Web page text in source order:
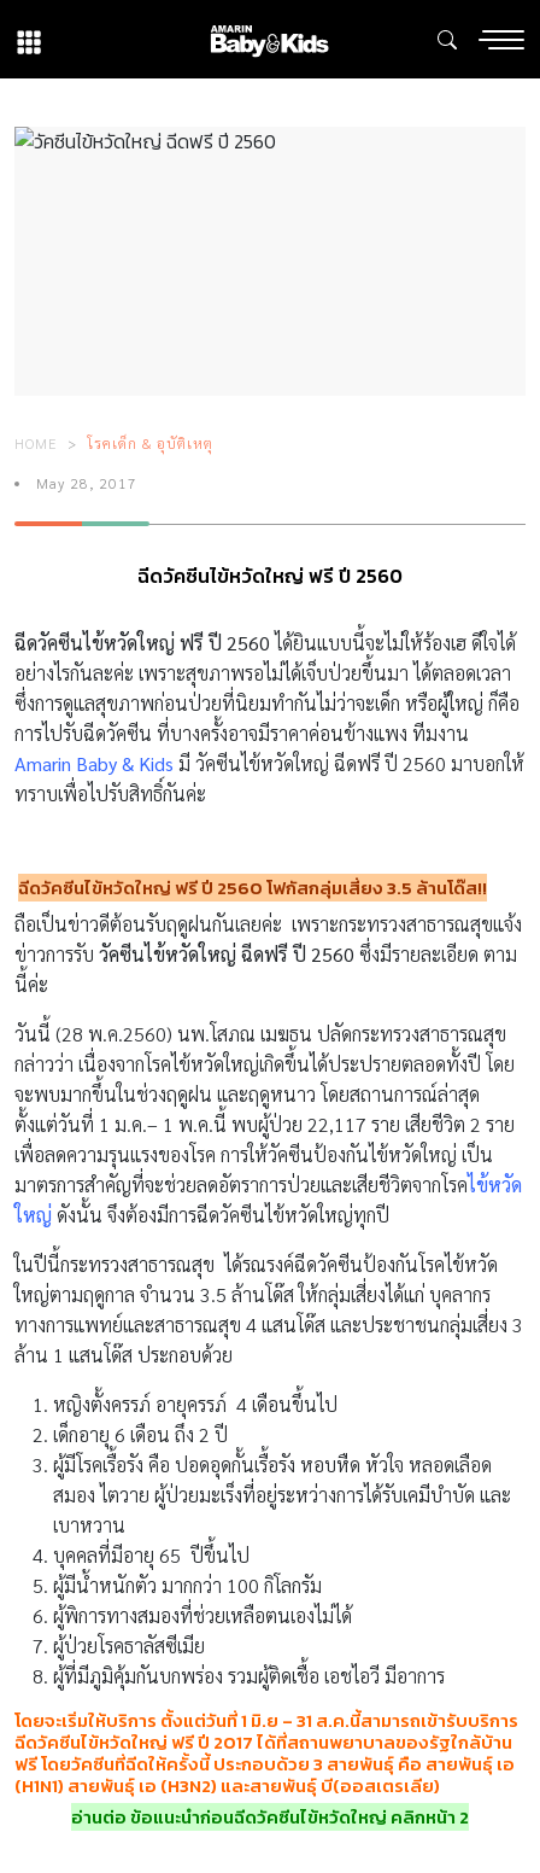
HOME โรคเด็ก & อุบัติเหตุ
May 28, 2017
ฉีดวัคซีนไข้หวัดใหญ่ ฟรี ปี 2560
ฉีดวัคซีนไข้หวัดใหญ่ ฟรี ปี 2560ได้ยินแบบนี้จะไม่ให้ร้องเฮ ดีใจได้
อย่างไรกันละค่ะ เพราะสุขภาพรอไม่ได้เจ็บป่วยขึ้นมา ได้ตลอดเวลา
ซึ่งการดูแลสุขภาพก่อนป่วยที่นิยมทำกันไม่ว่าจะเด็ก หรือผู้ใหญ่ ก็คือ
การไปรับฉีดวัคซีน ที่บางครั้งอาจมีราคาค่อนข้างแพง ทีมงาน
Amarin Baby & Kids มี วัคซีนไข้หวัดใหญ่ ฉีดฟรี ปี 2560 มาบอกให้
ทราบเพื่อไปรับสิทธิ์กันค่ะ
ฉีดวัคซีนไข้หวัดใหญ่ ฟรี ปี 2560โฟกัสกลุ่มเสี่ยง3.5 ล้านโด๊ส!!
ถือเป็นข่าวดีต้อนรับฤดูฝนกันเลยค่ะ เพราะกระทรวงสาธารณสุขแจ้ง
ข่าวการรับ วัคซีนไข้หวัดใหญ่ ฉีดฟรี ปี 2560 ซึ่งมีรายละเอียด ตาม
นี้ค่ะ
วันนี้ (28 พ.ค.2560) นพ.โสภณ เมฆธน ปลัดกระทรวงสาธารณสุข
กล่าวว่า เนื่องจากโรคไข้หวัดใหญ่เกิดขึ้นได้ประปรายตลอดทั้งปี โดย
จะพบมากขึ้นในช่วงฤดูฝน และฤดูหนาว โดยสถานการณ์ล่าสุด
ตั้งแต่วันที่ 1 ม.ค.– 1 พ.ค.นี้ พบผู้ป่วย 22,117 ราย เสียชีวิต 2 ราย
เพื่อลดความรุนแรงของโรค การให้วัคซีนป้องกันไข้หวัดใหญ่ เป็น
มาตรการสำคัญที่จะช่วยลดอัตราการป่วยและเสียชีวิตจากโรคไข้หวัด
ใหญ่ ดังนั้น จึงต้องมีการฉีดวัคซีนไข้หวัดใหญ่ทุกปี
ในปีนี้กระทรวงสาธารณสุข ได้รณรงค์ฉีดวัคซีนป้องกันโรคไข้หวัด
ใหญ่ตามฤดูกาล จำนวน 3.5 ล้านโด๊ส ให้กลุ่มเสี่ยงได้แก่ บุคลากร
ทางการแพทย์และสาธารณสุข 4 แสนโด๊ส และประชาชนกลุ่มเสี่ยง 3
ล้าน 1 แสนโด๊ส ประกอบด้วย
หญิงตั้งครรภ์ อายุครรภ์ 4 เดือนขึ้นไป
เด็กอายุ 6 เดือน ถึง 2 ปี
ผู้มีโรคเรื้อรัง คือ ปอดอุดกั้นเรื้อรัง หอบหืด หัวใจ หลอดเลือด
สมอง ไตวาย ผู้ป่วยมะเร็งที่อยู่ระหว่างการได้รับเคมีบำบัด และ
เบาหวาน
บุคคลที่มีอายุ 65 ปีขึ้นไป
ผู้มีน้ำหนักตัว มากกว่า 100 กิโลกรัม
ผู้พิการทางสมองที่ช่วยเหลือตนเองไม่ได้
ผู้ป่วยโรคธาลัสซีเมีย
ผู้ที่มีภูมิคุ้มกันบกพร่อง รวมผู้ติดเชื้อ เอชไอวี มีอาการ
โดยจะเริ่มให้บริการ ตั้งแต่วันที่1 มิ.ย –31 ส.ค.นี้สามารถเข้ารับบริการ
ฉีดวัคซีนไข้หวัดใหญ่ ฟรี ปี 2017 ได้ที่สถานพยาบาลของรัฐใกล้บ้าน
ฟรี โดยวัคซีนที่ฉีดให้ครั้งนี้ ประกอบด้วย3 สายพันธุ์ คือ สายพันธุ์ เอ
(H1N1) สายพันธุ์ เอ (H3N2) และสายพันธุ์ บี(ออสเตรเลีย)
อ่านต่อ ข้อแนะนำก่อนฉีดวัคซีนไข้หวัดใหญ่ คลิกหน้า 2